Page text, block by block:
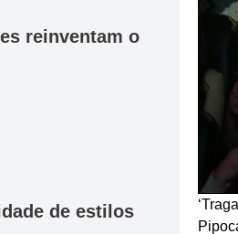
reinventam o
de estilos